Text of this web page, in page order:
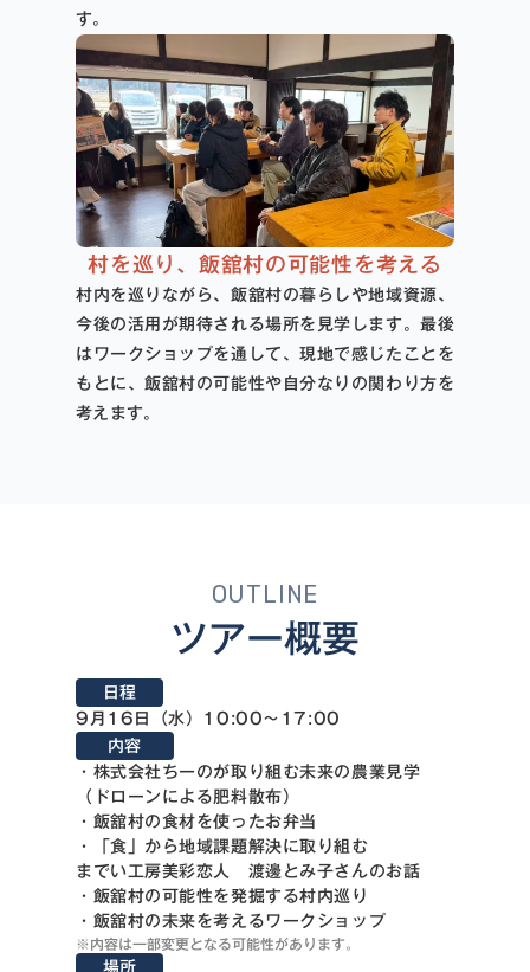
す。
村を巡り、飯舘村の可能性を考える
村内を巡りながら、飯舘村の暮らしや地域資源、
今後の活用が期待される場所を見学します。最後
はワークショップを通して、現地で感じたことを
もとに、飯舘村の可能性や自分なりの関わり方を
考えます。
OUTLINE
ツアー概要
日程
9月16日（水）10:00～17:00
内容
・株式会社ちーのが取り組む未来の農業見学
（ドローンによる肥料散布）
・飯舘村の食材を使ったお弁当
・「食」から地域課題解決に取り組む
までい工房美彩恋人 渡邊とみ子さんのお話
・飯舘村の可能性を発掘する村内巡り
・飯舘村の未来を考えるワークショップ
※内容は一部変更となる可能性があります。